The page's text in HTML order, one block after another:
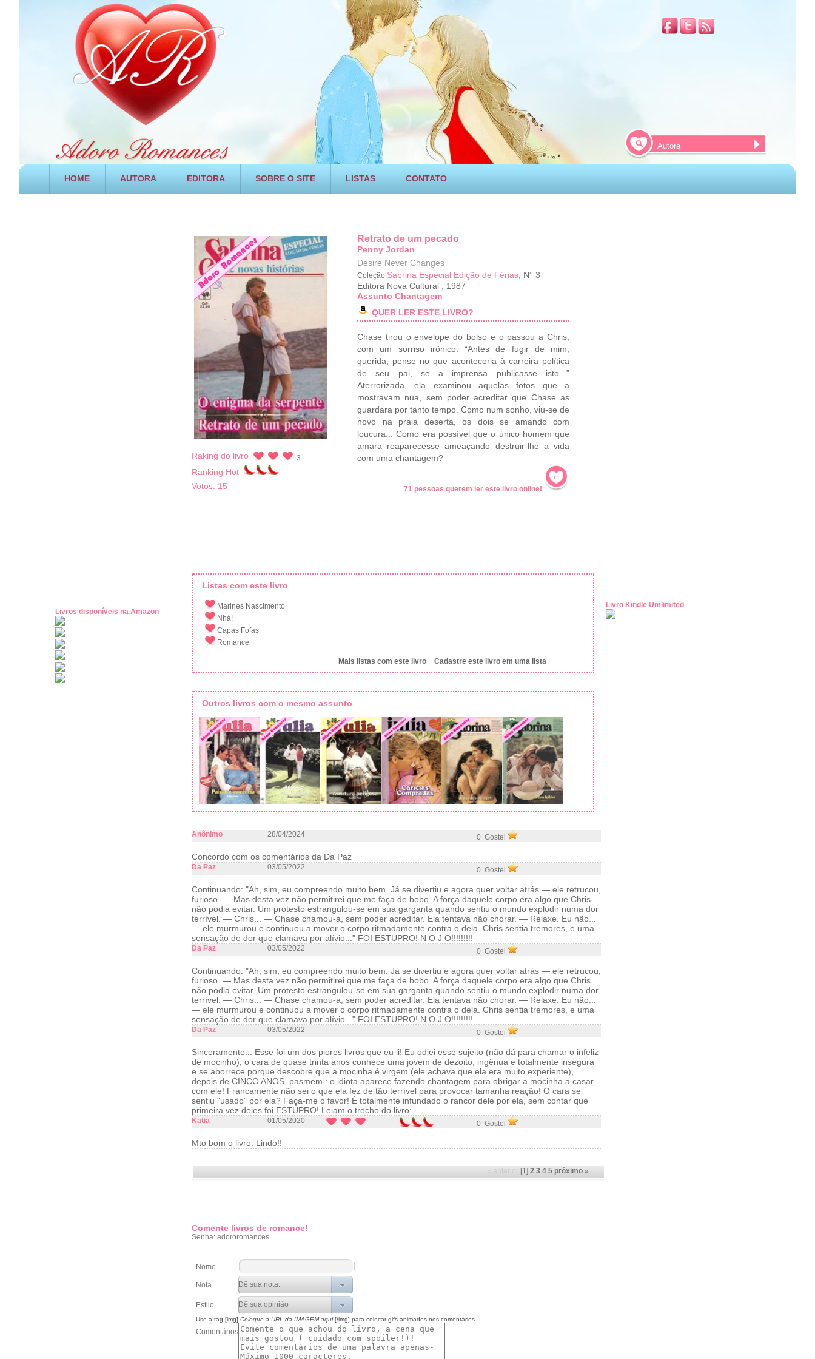
HOME AUTORA EDITORA SOBRE O SITE LISTAS CONTATO
Livros disponíveis na Amazon
Raking do livro 3
Ranking Hot
Votos: 15
Retrato de um pecado
Penny Jordan
Desire Never Changes
Coleção Sabrina Especial Edição de Férias , N° 3
Editora Nova Cultural
1987
Assunto Chantagem
QUER LER ESTE LIVRO?
Chase tirou o envelope do bolso e o passou a Chris,
com um sorriso irônico. “Antes de fugir de mim,
querida, pense no que aconteceria à carreira política
de seu pai, se a imprensa publicasse isto...”
Aterrorizada, ela examinou aquelas fotos que a
mostravam nua, sem poder acreditar que Chase as
guardara por tanto tempo. Como num sonho, viu-se de
novo na praia deserta, os dois se amando com
loucura... Como era possível que o único homem que
amara reaparecesse ameaçando destruir-lhe a vida
com uma chantagem?
71 pessoas querem ler este livro online!
Livro Kindle Umlimited
Listas com este livro
Marines Nascimento
Nhá!
Capas Fofas
Romance
Mais listas com este livro Cadastre este livro em uma lista
Outros livros com o mesmo assunto
Anônimo 28/04/2024 0 Gostei
Concordo com os comentários da Da Paz
Da Paz 03/05/2022 0 Gostei
Continuando: "Ah, sim, eu compreendo muito bem. Já se divertiu e agora quer voltar atrás — ele retrucou,
furioso. — Mas desta vez não permitirei que me faça de bobo. A força daquele corpo era algo que Chris
não podia evitar. Um protesto estrangulou-se em sua garganta quando sentiu o mundo explodir numa dor
terrível. — Chris... — Chase chamou-a, sem poder acreditar. Ela tentava não chorar. — Relaxe. Eu não...
— ele murmurou e continuou a mover o corpo ritmadamente contra o dela. Chris sentia tremores, e uma
sensação de dor que clamava por alívio..." FOI ESTUPRO! N O J O!!!!!!!!!
Da Paz 03/05/2022 0 Gostei
Continuando: "Ah, sim, eu compreendo muito bem. Já se divertiu e agora quer voltar atrás — ele retrucou,
furioso. — Mas desta vez não permitirei que me faça de bobo. A força daquele corpo era algo que Chris
não podia evitar. Um protesto estrangulou-se em sua garganta quando sentiu o mundo explodir numa dor
terrível. — Chris... — Chase chamou-a, sem poder acreditar. Ela tentava não chorar. — Relaxe. Eu não...
— ele murmurou e continuou a mover o corpo ritmadamente contra o dela. Chris sentia tremores, e uma
sensação de dor que clamava por alívio..." FOI ESTUPRO! N O J O!!!!!!!!!
Da Paz 03/05/2022 0 Gostei
Sinceramente... Esse foi um dos piores livros que eu li! Eu odiei esse sujeito (não dá para chamar o infeliz
de mocinho), o cara de quase trinta anos conhece uma jovem de dezoito, ingênua e totalmente insegura
e se aborrece porque descobre que a mocinha é virgem (ele achava que ela era muito experiente),
depois de CINCO ANOS, pasmem : o idiota aparece fazendo chantagem para obrigar a mocinha a casar
com ele! Francamente não sei o que ela fez de tão terrível para provocar tamanha reação! O cara se
sentiu "usado" por ela? Faça-me o favor! É totalmente infundado o rancor dele por ela, sem contar que
primeira vez deles foi ESTUPRO! Leiam o trecho do livro:
Katia 01/05/2020 0 Gostei
Mto bom o livro. Lindo!!
« anterior [1] 2 3 4 5 próximo »
Comente livros de romance!
Senha: adororomances
Nome
Nota
Estilo
Use a tag [img] Coloque a URL da IMAGEM aqui[/img] para colocar gifs animados nos comentários.
Comentários